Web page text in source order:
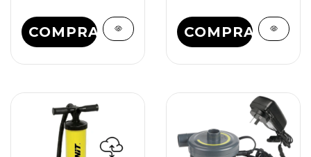
COMPRAR COMPRAR